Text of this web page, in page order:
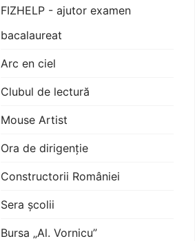
FIZHELP - ajutor examen
bacalaureat
Arc en ciel
Clubul de lectură
Mouse Artist
Ora de dirigenție
Constructorii României
Sera școlii
Bursa „Al. Vornicu”